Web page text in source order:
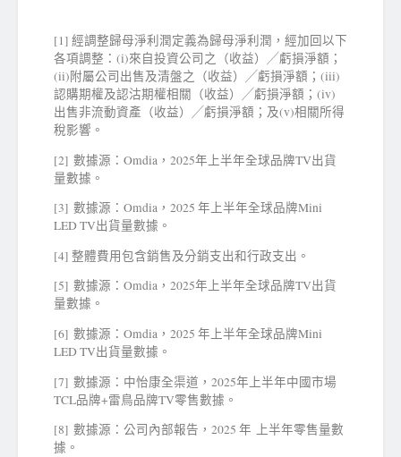
[1] 經調整歸母淨利潤定義為歸母淨利潤，經加回以下
各項調整：(i)來自投資公司之（收益）╱虧損淨額；
(ii)附屬公司出售及清盤之（收益）╱虧損淨額；(iii)
認購期權及認沽期權相關（收益）╱虧損淨額；(iv)
出售非流動資產（收益）╱虧損淨額；及(v)相關所得
稅影響。
[2] 數據源：Omdia，2025年上半年全球品牌TV出貨
量數據。
[3] 數據源：Omdia，2025 年上半年全球品牌Mini
LED TV出貨量數據。
[4] 整體費用包含銷售及分銷支出和行政支出。
[5] 數據源：Omdia，2025年上半年全球品牌TV出貨
量數據。
[6] 數據源：Omdia，2025 年上半年全球品牌Mini
LED TV出貨量數據。
[7] 數據源：中怡康全渠道，2025年上半年中國市場
TCL品牌+雷鳥品牌TV零售數據。
[8] 數據源：公司內部報告，2025 年 上半年零售量數
據。